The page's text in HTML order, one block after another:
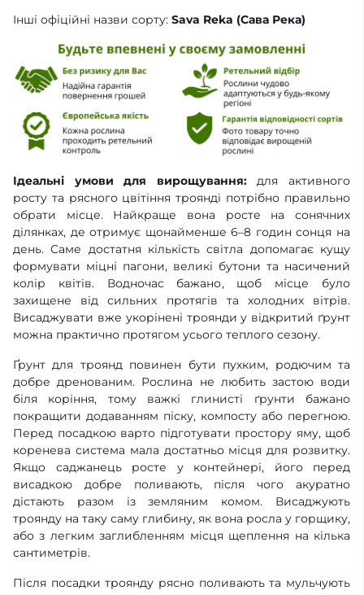
Інші офіційні назви сорту: Sava Reka (Сава Река)
Ідеальні умови для вирощування:для активного
росту та рясного цвітіння троянді потрібно правильно
обрати місце. Найкраще вона росте на сонячних
ділянках, де отримує щонайменше 6–8 годин сонця на
день. Саме достатня кількість світла допомагає кущу
формувати міцні пагони, великі бутони та насичений
колір квітів. Водночас бажано, щоб місце було
захищене від сильних протягів та холодних вітрів.
Висаджувати вже укорінені троянди у відкритий ґрунт
можна практично протягом усього теплого сезону.
Ґрунт для троянд повинен бути пухким, родючим та
добре дренованим. Рослина не любить застою води
біля коріння, тому важкі глинисті ґрунти бажано
покращити додаванням піску, компосту або перегною.
Перед посадкою варто підготувати простору яму, щоб
коренева система мала достатньо місця для розвитку.
Якщо саджанець росте у контейнері, його перед
висадкою добре поливають, після чого акуратно
дістають разом із земляним комом. Висаджують
троянду на таку саму глибину, як вона росла у горщику,
або з легким заглибленням місця щеплення на кілька
сантиметрів.
Після посадки троянду рясно поливають та мульчують